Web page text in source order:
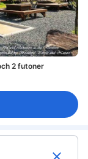
2 futoner